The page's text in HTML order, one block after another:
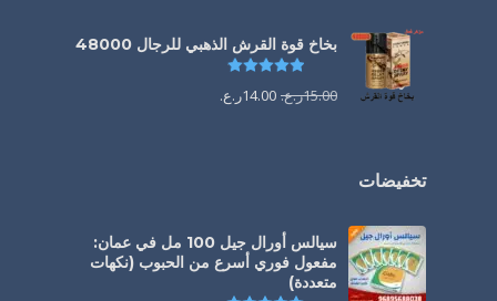
بخاخ قوة القرش الذهبي للرجال 48000
تم التقييم
15.00ر.ع. 14.00ر.ع.
تخفيضات
سيالس أورال جيل 100 مل في عمان:
مفعول فوري أسرع من الحبوب (نكهات
متعددة)